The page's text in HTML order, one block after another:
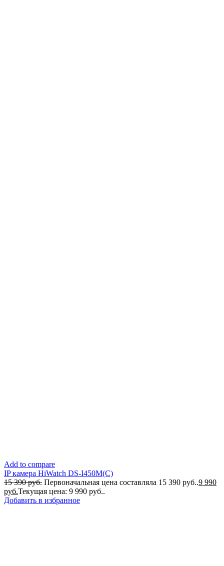
Add to compare
IP камера HiWatch DS-I450M(C)
15 390руб. Первоначальная цена составляла 15 390 руб..9 990
руб.Текущая цена: 9 990 руб..
Добавить в избранное